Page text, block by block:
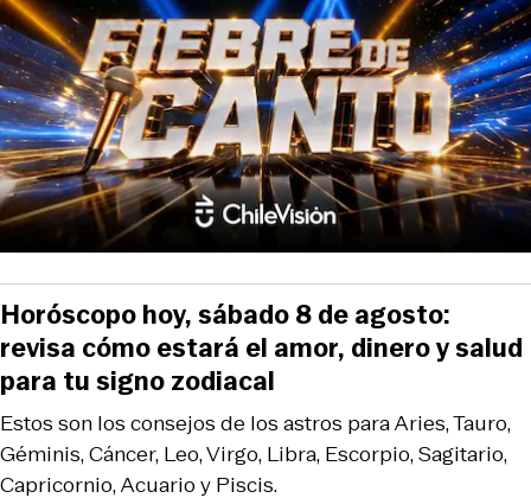
Estos son los consejos de los astros para Aries, Tauro,
Géminis, Cáncer, Leo, Virgo, Libra, Escorpio, Sagitario,
Capricornio, Acuario y Piscis.
Horóscopo hoy, sábado 8 de agosto:
revisa cómo estará el amor, dinero y salud
para tu signo zodiacal